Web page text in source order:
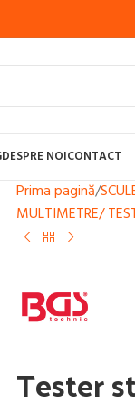
SUDURA CU
DESPRE NOICONTACT
Prima pagină/
MULTIMETRE/
Tester